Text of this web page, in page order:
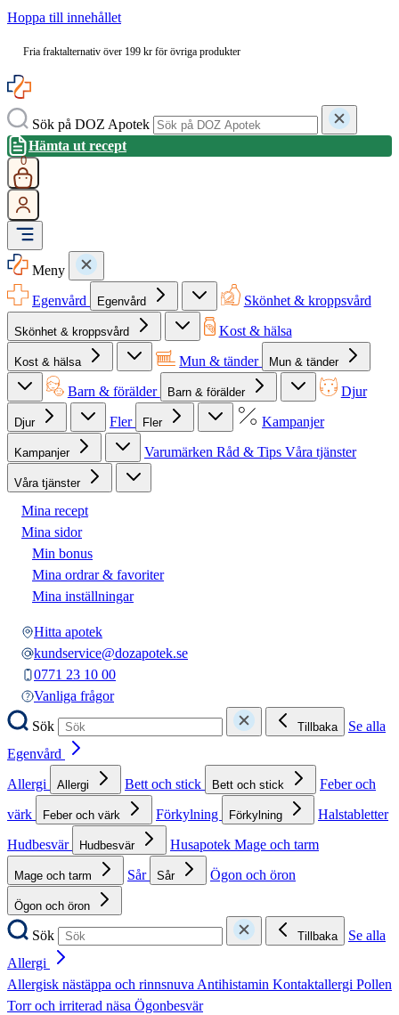
Hoppa till innehållet
Fria fraktalternativ över 199 kr för övriga produkter
Sök på DOZ Apotek
Hämta ut recept
0
Meny
Egenvård
Egenvård Skönhet & kroppsvård
Skönhet & kroppsvård Kost & hälsa
Kost & hälsa Mun & tänder Mun & tänder
Barn & förälder Barn & förälder Djur
Djur Fler Fler Kampanjer
Kampanjer Varumärken Råd & Tips Våra tjänster
Våra tjänster
Mina recept
Mina sidor
Min bonus
Mina ordrar & favoriter
Mina inställningar
Hitta apotek
kundservice@dozapotek.se
0771 23 10 00
Vanliga frågor
Sök
Tillbaka
Se alla
Egenvård
Allergi
Allergi Bett och stick Bett och stick
Feber och
värk
Feber och värk Förkylning Förkylning
Halstabletter
Hudbesvär
Hudbesvär Husapotek Mage och tarm
Mage och tarm Sår Sår Ögon och öron
Ögon och öron
Sök Tillbaka
Se alla
Allergi
Allergisk nästäppa och rinnsnuvaAntihistamin Kontaktallergi Pollen
Torr och irriterad näsa Ögonbesvär